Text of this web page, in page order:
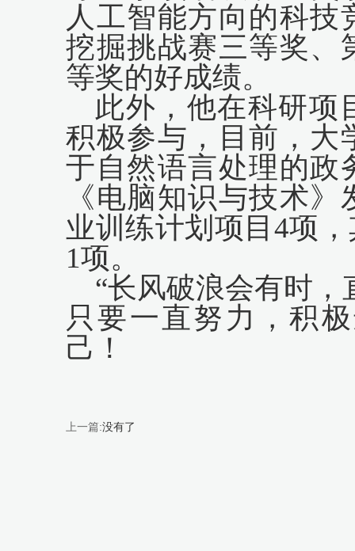
人工智能方向的科
挖掘挑战赛三等奖、
等奖的好成绩。
此外，他在科研项
积极参与，目前，大
于自然语言处理的政
《电脑知识与技术》
业训练计划项目 4项
1项。
“长风破浪会有时
只要一直努力，积
己！
上一篇:没有了